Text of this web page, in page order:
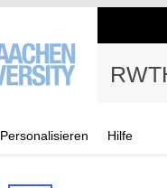
Personalisieren Hilfe